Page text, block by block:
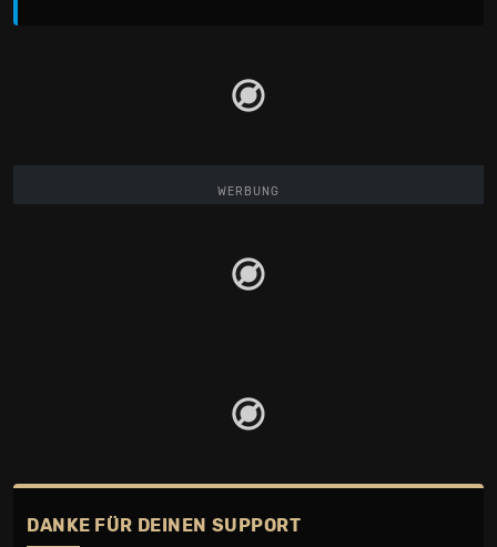
WERBUNG
DANKE FÜR DEINEN SUPPORT